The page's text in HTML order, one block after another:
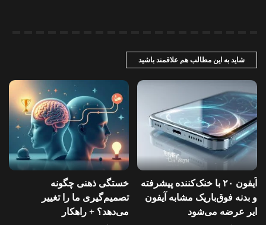
شاید به این مطالب هم علاقمند باشید
آیفون ۲۰ با خنک‌کننده پیشرفته
و بدنه فوق‌باریک مشابه آیفون
ایر عرضه می‌شود
خستگی ذهنی چگونه
تصمیم‌گیری ما را تغییر
می‌دهد؟ + راهکار